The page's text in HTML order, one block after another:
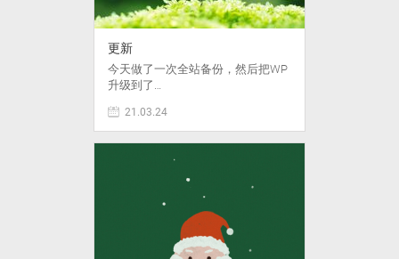
更新
今天做了一次全站备份，然后把WP
升级到了…
21.03.24